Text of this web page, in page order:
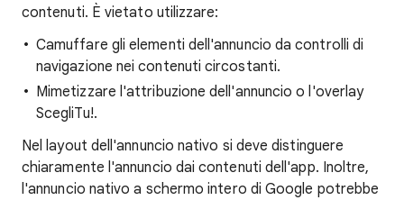
contenuti. È vietato utilizzare:
Camuffare gli elementi dell'annuncio da controlli di
navigazione nei contenuti circostanti.
Mimetizzare l'attribuzione dell'annuncio o l'overlay
ScegliTu!.
Nel layout dell'annuncio nativo si deve distinguere
chiaramente l'annuncio dai contenuti dell'app. Inoltre,
l'annuncio nativo a schermo intero di Google potrebbe